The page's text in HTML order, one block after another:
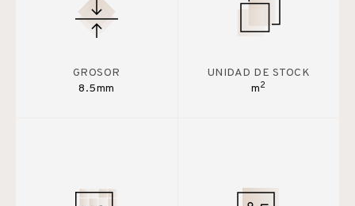
GROSOR
8.5mm
UNIDAD DE STOCK
m2